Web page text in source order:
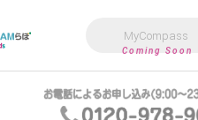
MyCompass
Coming Soon
こども向けダンス教室 こ
け高度教育
3歳〜小4向けアフ